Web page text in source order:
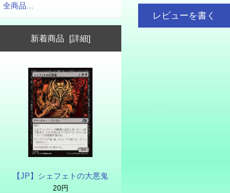
全商品...
新着商品 [詳細]
【JP】シェフェトの大悪鬼
20円
レビューを書く